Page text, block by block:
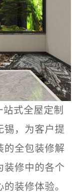
式全屋定制
锡，为客户提
的全包装修解
装修中的各个
装修体验。